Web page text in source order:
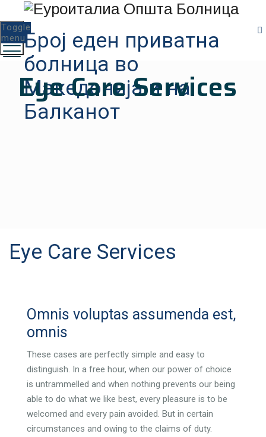
Број еден приватна
болница во
Македонија и на
Балканот
Toggle
menu
Eye Care Services
Eye Care Services
Omnis voluptas assumenda est,
omnis
These cases are perfectly simple and easy to
distinguish. In a free hour, when our power of choice
is untrammelled and when nothing prevents our being
able to do what we like best, every pleasure is to be
welcomed and every pain avoided. But in certain
circumstances and owing to the claims of duty.